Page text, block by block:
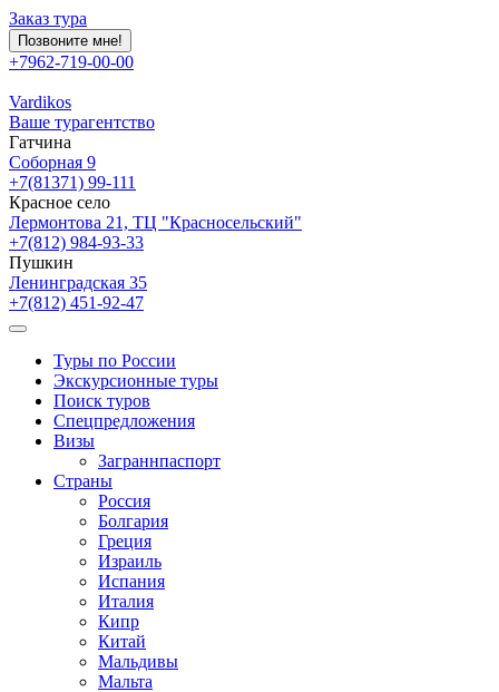
Заказ тура
Позвоните мне!
+7962-719-00-00
Vardikos
Ваше турагентство
Гатчина
Соборная 9
+7(81371) 99-111
Красное село
Лермонтова 21, ТЦ "Красносельский"
+7(812) 984-93-33
Пушкин
Ленинградская 35
+7(812) 451-92-47
Туры по России
Экскурсионные туры
Поиск туров
Спецпредложения
Визы
Заграннпаспорт
Страны
Россия
Болгария
Греция
Израиль
Испания
Италия
Кипр
Китай
Мальдивы
Мальта